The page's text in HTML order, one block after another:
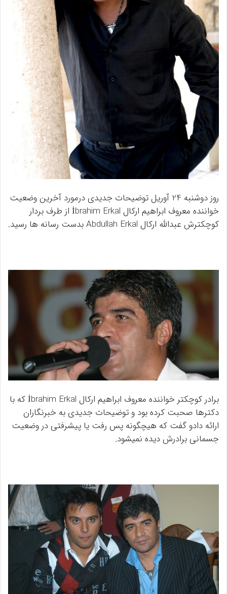
روز دوشنبه 24 آوریل توضیحات جدیدی درمورد آخرین وضعیت
خواننده معروف ابراهیم ارکال İbrahim Erkal از طرف بردار
کوچکترش عبدالله ارکال Abdullah Erkal بدست رسانه ها رسید.
برادر کوچکتر خواننده معروف ابراهیم ارکال İbrahim Erkal که با
دکترها صحبت کرده بود و توضیحات جدیدی به خبرنگاران
ارائه دادو گفت که هیچگونه پس رفت یا پیشرفتی در وضعیت
جسمانی برادرش دیده نمیشود.